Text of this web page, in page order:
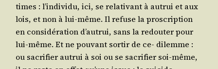
times : l’in­di­vi­du, ici, se rela­ti­vant à autrui et aux
lois, et non à lui-même. Il refuse la pros­crip­tion
en consi­dé­ra­tion d’au­trui, sans la redou­ter pour
lui-même. Et ne pou­vant sor­tir de ce- dilemme :
ou sacri­fier autrui à soi ou se sacri­fier soi-même,